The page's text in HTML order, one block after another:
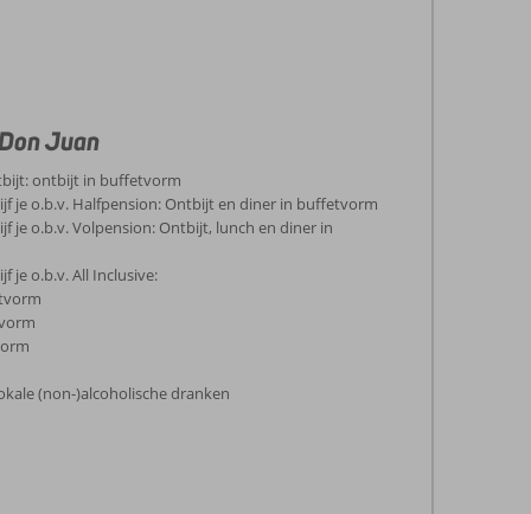
Juan
ontbijt in buffetvorm
je o.b.v. Halfpension: Ontbijt en diner in buffetvorm
je o.b.v. Volpension: Ontbijt, lunch en diner in
je o.b.v. All Inclusive:
(non-)alcoholische dranken